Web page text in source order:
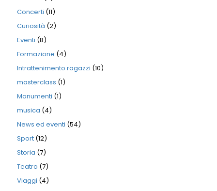
Concerti (11)
Curiosità (2)
Eventi (8)
Formazione (4)
Intrattenimento ragazzi (10)
masterclass (1)
Monumenti (1)
musica (4)
News ed eventi (54)
Sport (12)
Storia (7)
Teatro (7)
Viaggi (4)